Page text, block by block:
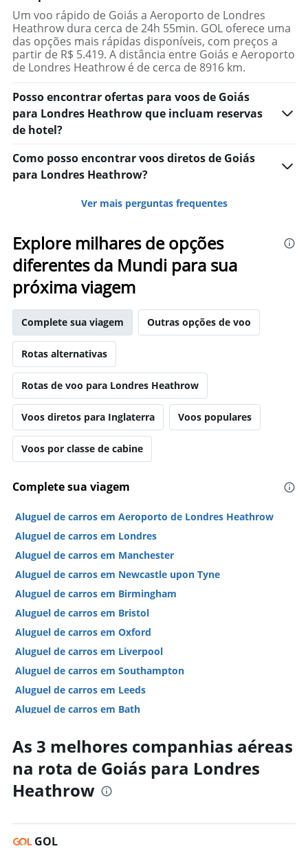
Um voo rápido de Goiás a Aeroporto de Londres
Heathrow dura cerca de 24h 55min. GOL oferece uma
das opções mais rápidas disponíveis, com preços a
partir de R$ 5.419. A distância entre Goiás e Aeroporto
de Londres Heathrow é de cerca de 8916 km.
Posso encontrar ofertas para voos de Goiás
para Londres Heathrow que incluam reservas
de hotel?
Como posso encontrar voos diretos de Goiás
para Londres Heathrow?
Ver mais perguntas frequentes
Explore milhares de opções
diferentes da Mundi para sua
próxima viagem
Complete sua viagem Outras opções de voo
Rotas alternativas
Rotas de voo para Londres Heathrow
Voos diretos para Inglaterra Voos populares
Voos por classe de cabine
Complete sua viagem
Aluguel de carros em Aeroporto de Londres Heathrow
Aluguel de carros em Londres
Aluguel de carros em Manchester
Aluguel de carros em Newcastle upon Tyne
Aluguel de carros em Birmingham
Aluguel de carros em Bristol
Aluguel de carros em Oxford
Aluguel de carros em Liverpool
Aluguel de carros em Southampton
Aluguel de carros em Leeds
Aluguel de carros em Bath
Hotéis em Londres
Hotéis em Manchester
Hotéis em Liverpool
Hotéis em Southampton
Hotéis em Birmingham
As 3 melhores companhias aéreas
na rota de Goiás para Londres
Heathrow
GOL